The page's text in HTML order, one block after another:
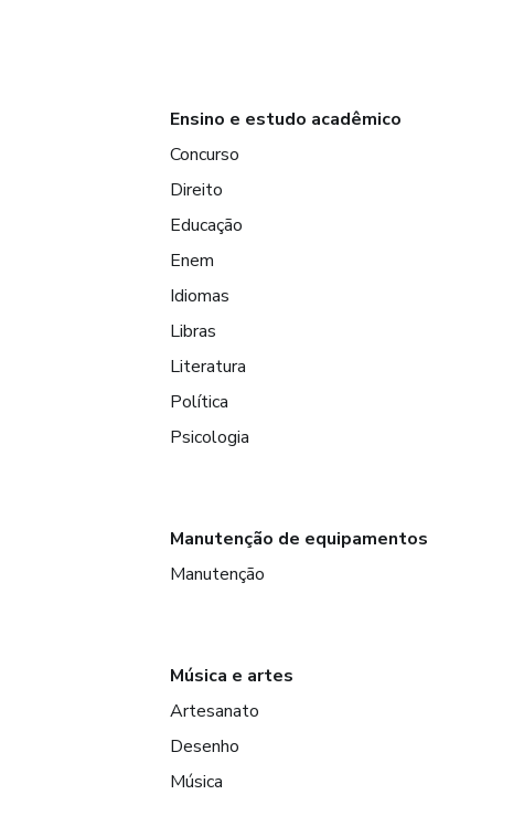
Ensino e estudo acadêmico
Concurso
Direito
Educação
Enem
Idiomas
Libras
Literatura
Política
Psicologia
Manutenção de equipamentos
Manutenção
Música e artes
Artesanato
Desenho
Música